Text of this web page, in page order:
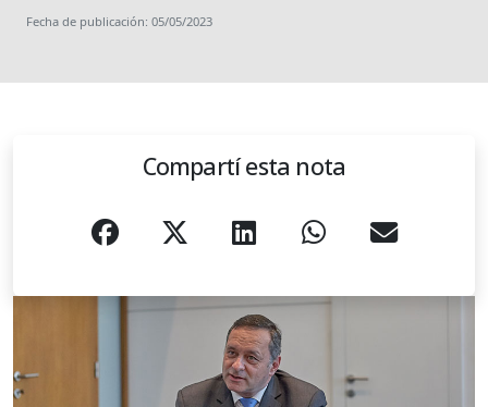
Fecha de publicación: 05/05/2023
Compartí esta nota